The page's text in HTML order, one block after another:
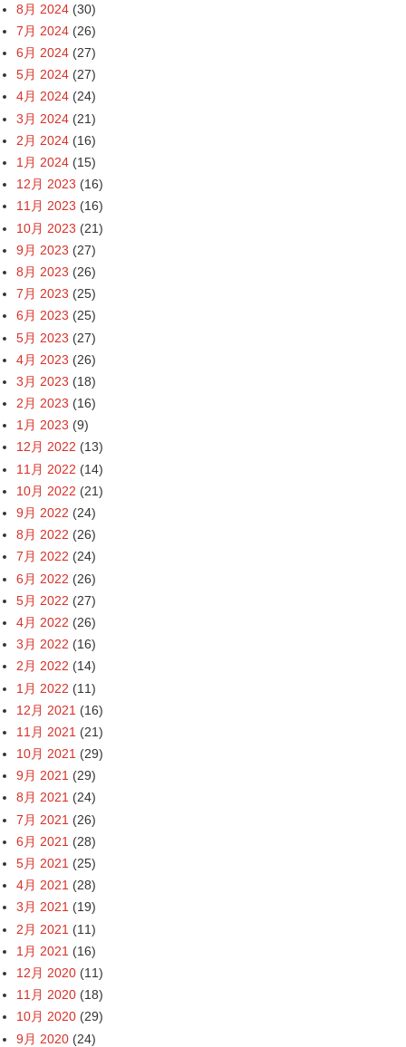
8月 2024 (30)
7月 2024 (26)
6月 2024 (27)
5月 2024 (27)
4月 2024 (24)
3月 2024 (21)
2月 2024 (16)
1月 2024 (15)
12月 2023 (16)
11月 2023 (16)
10月 2023 (21)
9月 2023 (27)
8月 2023 (26)
7月 2023 (25)
6月 2023 (25)
5月 2023 (27)
4月 2023 (26)
3月 2023 (18)
2月 2023 (16)
1月 2023 (9)
12月 2022 (13)
11月 2022 (14)
10月 2022 (21)
9月 2022 (24)
8月 2022 (26)
7月 2022 (24)
6月 2022 (26)
5月 2022 (27)
4月 2022 (26)
3月 2022 (16)
2月 2022 (14)
1月 2022 (11)
12月 2021 (16)
11月 2021 (21)
10月 2021 (29)
9月 2021 (29)
8月 2021 (24)
7月 2021 (26)
6月 2021 (28)
5月 2021 (25)
4月 2021 (28)
3月 2021 (19)
2月 2021 (11)
1月 2021 (16)
12月 2020 (11)
11月 2020 (18)
10月 2020 (29)
9月 2020 (24)